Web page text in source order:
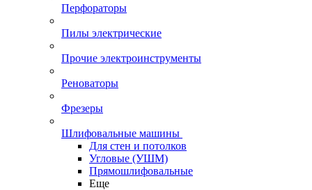
Перфораторы
Пилы электрические
Прочие электроинструменты
Реноваторы
Фрезеры
Шлифовальные машины
Для стен и потолков
Угловые (УШМ)
Прямошлифовальные
Еще